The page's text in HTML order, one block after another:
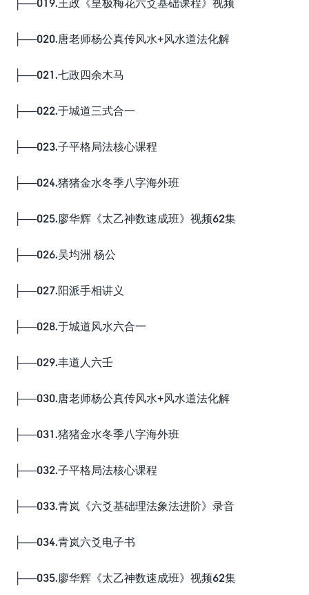
├──020.唐老师杨公真传风水+风水道法化解
├──021.七政四余木马
├──022.于城道三式合一
├──023.子平格局法核心课程
├──024.猪猪金水冬季八字海外班
├──025.廖华辉《太乙神数速成班》视频62集
├──026.吴均洲 杨公
├──027.阳派手相讲义
├──028.于城道风水六合一
├──029.丰道人六壬
├──030.唐老师杨公真传风水+风水道法化解
├──031.猪猪金水冬季八字海外班
├──032.子平格局法核心课程
├──033.青岚《六爻基础理法象法进阶》录音
├──034.青岚六爻电子书
├──035.廖华辉《太乙神数速成班》视频62集